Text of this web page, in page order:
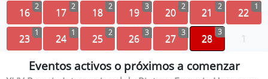
16 2 17 2 18 2 19 3 20 2 21 2 22 1
23 1 24 1 25 2 26 3 27 3 28
3
1
Eventos activos o próximos a comenzar